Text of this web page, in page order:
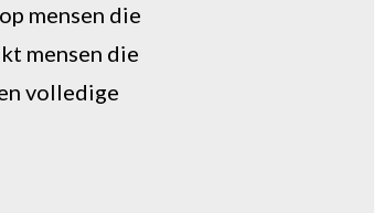
mensen die
mensen die
volledige